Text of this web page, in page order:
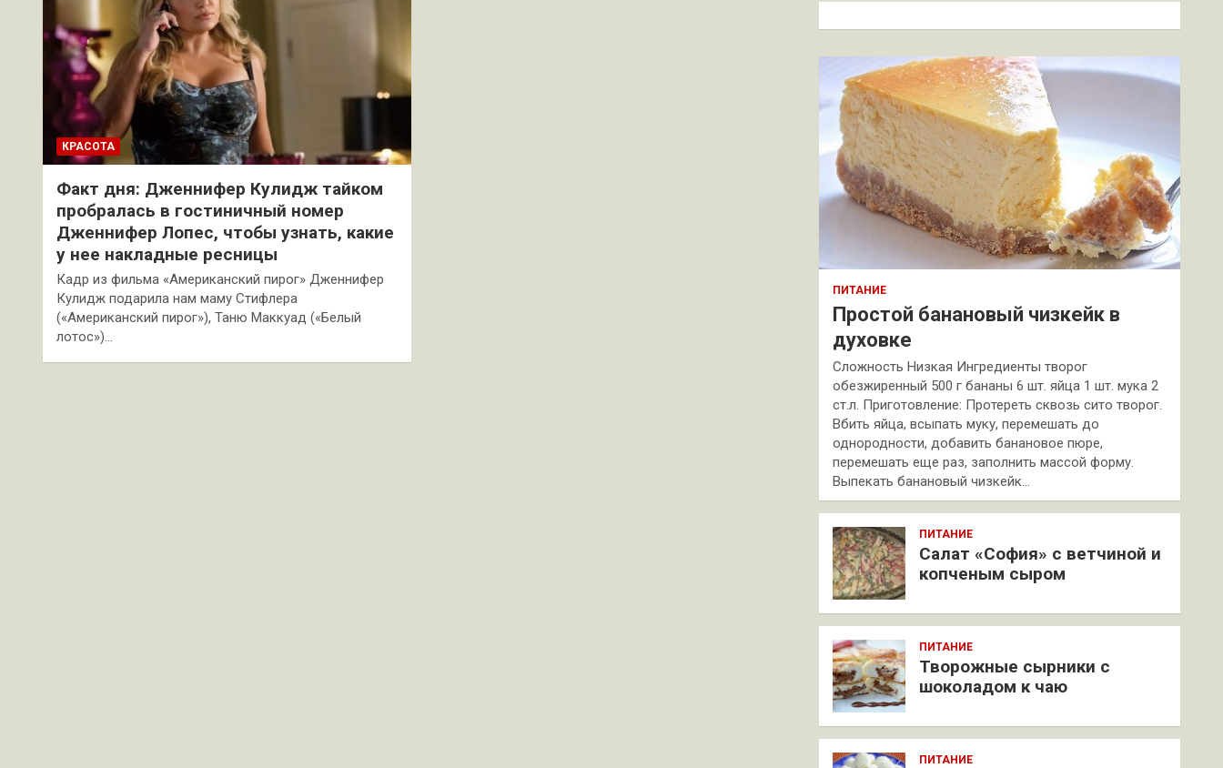
КРАСОТА
Факт дня: Дженнифер Кулидж тайком
пробралась в гостиничный номер
Дженнифер Лопес, чтобы узнать, какие
у нее накладные ресницы
Кадр из фильма «Американский пирог» Дженнифер
Кулидж подарила нам маму Стифлера
(«Американский пирог»), Таню Маккуад («Белый
лотос»)…
к
ПИТАНИЕ
Простой банановый чизкейк в
духовке
Сложность Низкая Ингредиенты творог
обезжиренный 500 г бананы 6 шт. яйца 1 шт. мука 2
ст.л. Приготовление: Протереть сквозь сито творог.
Вбить яйца, всыпать муку, перемешать до
однородности, добавить банановое пюре,
перемешать еще раз, заполнить массой форму.
Выпекать банановый чизкейк…
ПИТАНИЕ
Салат «София» с ветчиной и
копченым сыром
ПИТАНИЕ
Творожные сырники с
шоколадом к чаю
ПИТАНИЕ